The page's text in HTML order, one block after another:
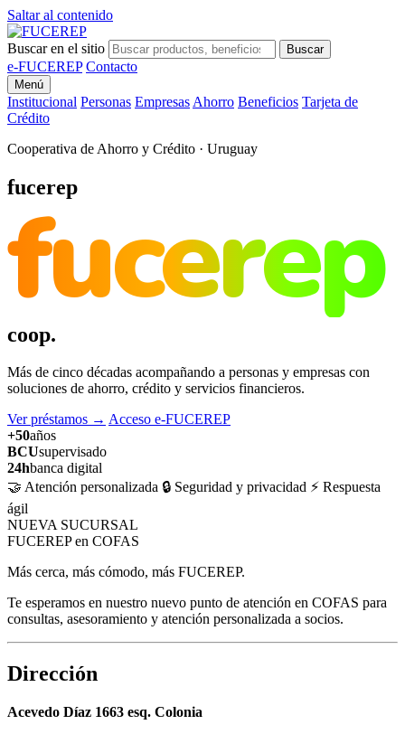
Saltar al contenido
Buscar en el sitio Buscar
e-FUCEREP Contacto
Menú
Institucional Personas Empresas Ahorro Beneficios Tarjeta de
Crédito
Cooperativa de Ahorro y Crédito · Uruguay
fucerep
fucerep
coop.
Más de cinco décadas acompañando a personas y empresas con
soluciones de ahorro, crédito y servicios financieros.
Ver préstamos → Acceso e-FUCEREP
+50años
BCUsupervisado
24hbanca digital
🤝 Atención personalizada 🔒 Seguridad y privacidad ⚡ Respuesta
ágil
NUEVA SUCURSAL
FUCEREP en COFAS
Más cerca, más cómodo, más FUCEREP.
Te esperamos en nuestro nuevo punto de atención en COFAS para
consultas, asesoramiento y atención personalizada a socios.
Dirección
Acevedo Díaz 1663 esq. Colonia